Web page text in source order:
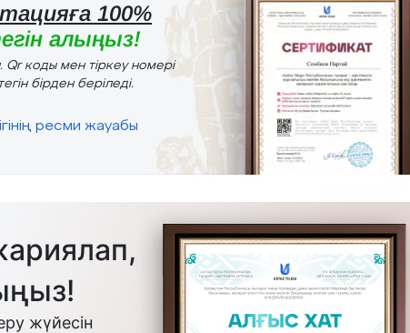
100%
алыңыз!
Qr коды мен тіркеу номері
бірден беріледі.
ресми жауабы
жүйесін